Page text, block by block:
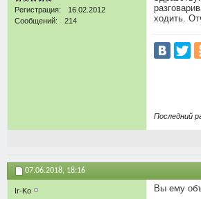
Регистрация
16.02.2012
Сообщений
214
ходить.
Последний
07.06.2018, 18:16
Ir-Ko
Вы ему